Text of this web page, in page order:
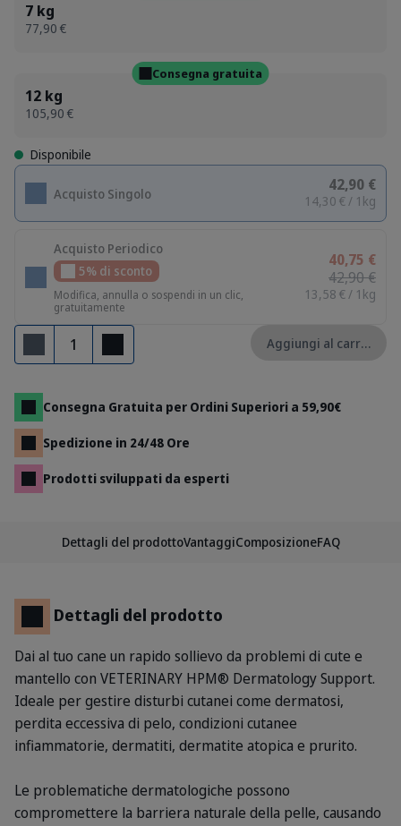
7 kg
77,90 €
Consegna gratuita
12 kg
105,90 €
Disponibile
Acquisto Singolo 42,90 €
14,30 € / 1kg
Acquisto Periodico
5% di sconto
Modifica, annulla o sospendi in un clic,
gratuitamente
40,75 €
42,90 €
13,58 € / 1kg
Rimuovi
Aggiungi
Aggiungi al carrello
Consegna Gratuita per Ordini Superiori a 59,90€
Spedizione in 24/48 Ore
Prodotti sviluppati da esperti
Dettagli del prodottoVantaggiComposizioneFAQ
Dettagli del prodotto
Dai al tuo cane un rapido sollievo da problemi di cute e
mantello con VETERINARY HPM® Dermatology Support.
Ideale per gestire disturbi cutanei come dermatosi,
perdita eccessiva di pelo, condizioni cutanee
infiammatorie, dermatiti, dermatite atopica e prurito.
Le problematiche dermatologiche possono
compromettere la barriera naturale della pelle, causando